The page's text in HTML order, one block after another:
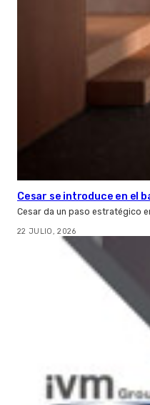
Cesar se introduce en el
Cesar da un paso estratégico
22 JULIO, 2026